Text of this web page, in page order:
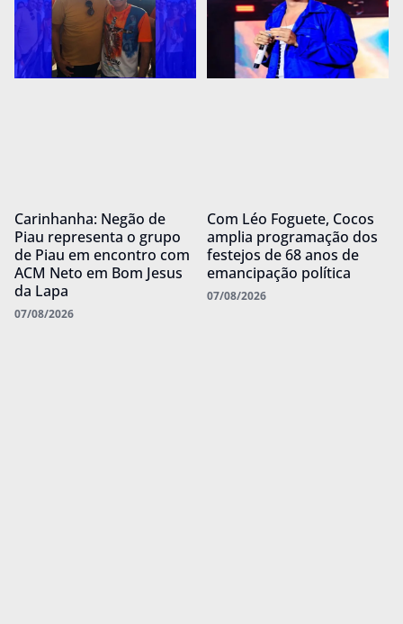
Carinhanha: Negão de
Piau representa o grupo
de Piau em encontro com
ACM Neto em Bom Jesus
da Lapa
07/08/2026
Com Léo Foguete, Cocos
amplia programação dos
festejos de 68 anos de
emancipação política
07/08/2026